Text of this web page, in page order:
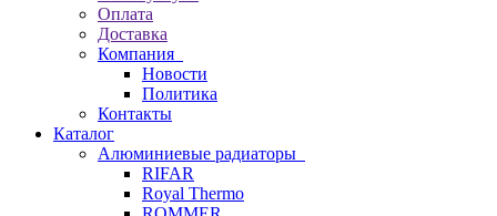
Оплата
Доставка
Компания
Новости
Политика
Контакты
Каталог
Алюминиевые радиаторы
RIFAR
Royal Thermo